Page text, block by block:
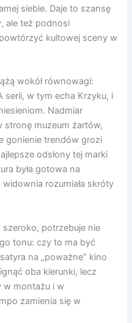
siebie. Daje to szansę
ale też podnosi
kultowej sceny w
wokół równowagi:
serii, w tym echa Krzyku, i
Nadmiar
stronę muzeum żartów,
gonienie trendów grozi
odsłony tej marki
była gotowa na
rozumiała skróty
szeroko, potrzebuje nie
tonu: czy to ma być
na „poważne” kino
oba kierunki, lecz
w montażu i w
zamienia się w